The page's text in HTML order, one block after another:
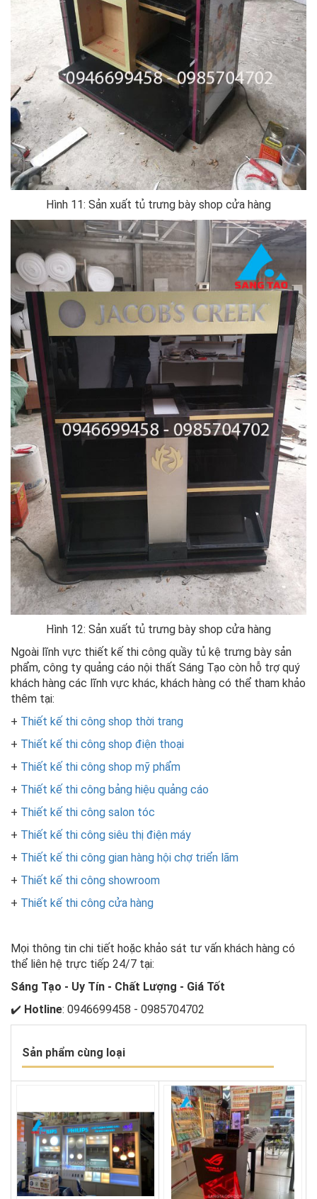
Hình 11: Sản xuất tủ trưng bày shop cửa hàng
Hình 12: Sản xuất tủ trưng bày shop cửa hàng
Ngoài lĩnh vực thiết kế thi công quầy tủ kệ trưng bày sản
phẩm, công ty quảng cáo nội thất Sáng Tạo còn hỗ trợ quý
khách hàng các lĩnh vực khác, khách hàng có thể tham khảo
thêm tại:
+ Thiết kế thi công shop thời trang
+ Thiết kế thi công shop điện thoại
+ Thiết kế thi công shop mỹ phẩm
+ Thiết kế thi công bảng hiệu quảng cáo
+ Thiết kế thi công salon tóc
+ Thiết kế thi công siêu thị điện máy
+ Thiết kế thi công gian hàng hội chợ triển lãm
+ Thiết kế thi công showroom
+ Thiết kế thi công cửa hàng
Mọi thông tin chi tiết hoặc khảo sát tư vấn khách hàng có
thể liên hệ trực tiếp 24/7 tại:
Sáng Tạo - Uy Tín - Chất Lượng - Giá Tốt
✔️ Hotline: 0946699458 - 0985704702
Sản phẩm cùng loại